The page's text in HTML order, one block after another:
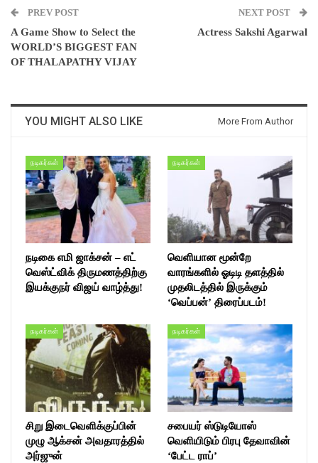
PREV POST
A Game Show to Select the
WORLD’S BIGGEST FAN
OF THALAPATHY VIJAY
NEXT POST
Actress Sakshi Agarwal
YOU MIGHT ALSO LIKE More From Author
நடிகர்கள்
நடிகை எமி ஜாக்சன் – எட்
வெஸ்ட்விக் திருமணத்திற்கு
இயக்குநர் விஜய் வாழ்த்து!
நடிகர்கள்
வெளியான மூன்றே
வாரங்களில் ஓடிடி தளத்தில்
முதலிடத்தில் இருக்கும்
‘வெப்பன்’ திரைப்படம்!
நடிகர்கள்
சிறு இடைவெளிக்குப்பின்
முழு ஆக்சன் அவதாரத்தில்
அர்ஜுன்
நடிகர்கள்
சபையர் ஸ்டுடியோஸ்
வெளியிடும் பிரபு தேவாவின்
‘பேட்ட ராப்’